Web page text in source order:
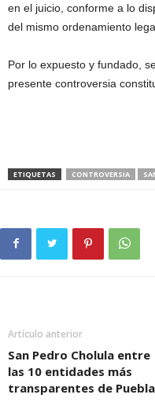
en el juicio, conforme a lo
del mismo ordenamiento
Por lo expuesto y fundado,
presente controversia
ETIQUETAS CONTROVERSIA
Artículo anterior
San Pedro Cholula entre
las 10 entidades más
transparentes de Puebla